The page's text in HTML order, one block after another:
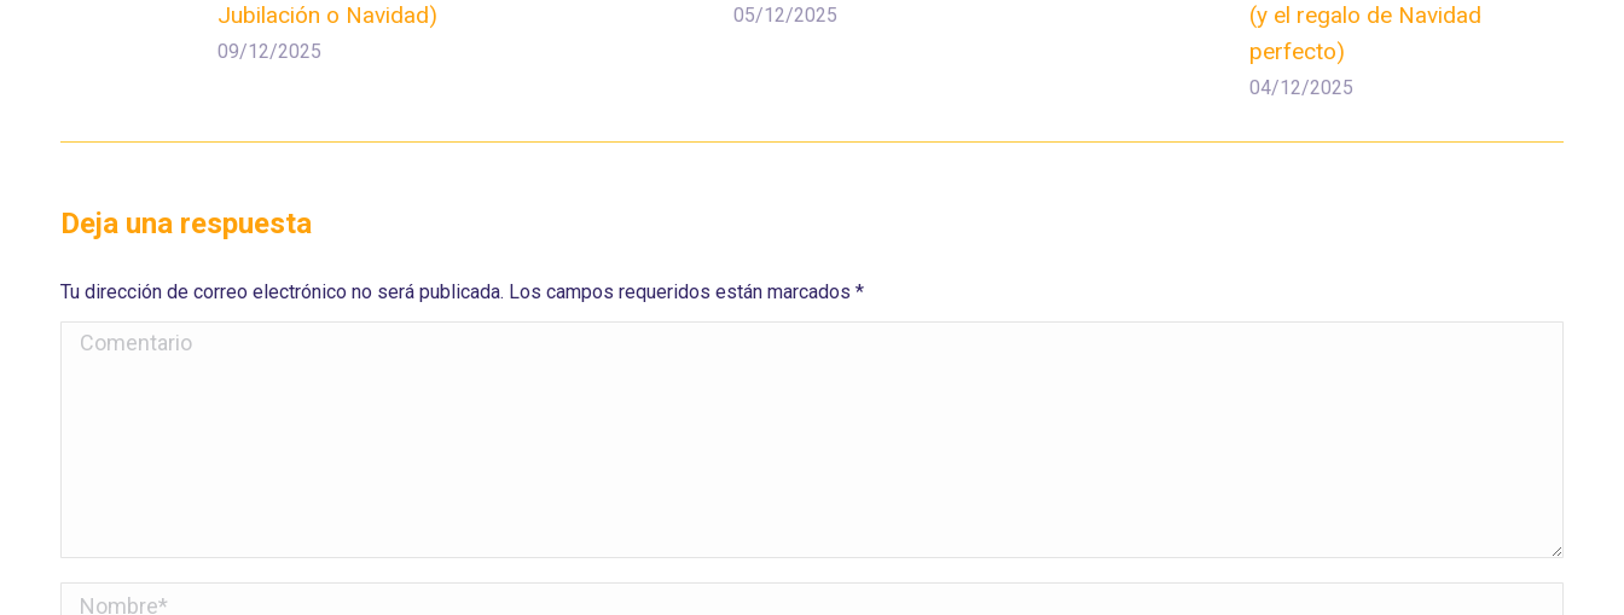
Jubilación o Navidad)
09/12/2025
05/12/2025
(y el regalo de Navidad
perfecto)
04/12/2025
Deja una respuesta
Tu dirección de correo electrónico no será publicada. Los campos requeridos están marcados *
Comentario
Nombre *